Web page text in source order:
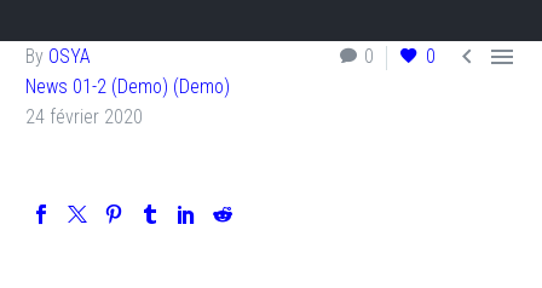
0 0  
By OSYA
News 01-2 (Demo) (Demo)
24 février 2020